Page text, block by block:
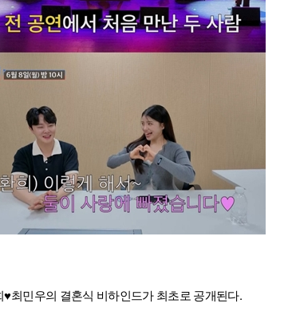
최민우의 결혼식 비하인드가 최초로 공개된다.